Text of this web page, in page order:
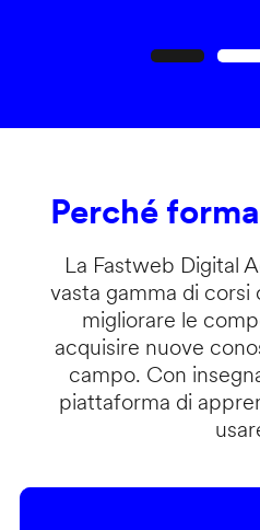
Perché
La Fastweb Digital
vasta gamma di corsi
migliorare le
acquisire nuove
campo. Con
piattaforma di